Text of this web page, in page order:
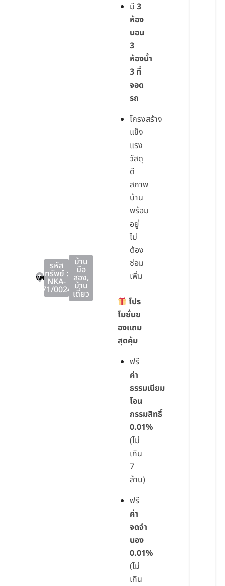
พานทอง
พานทอง
ชลบุรี
รหัส
ทรัพย์ :
NKA-
71/0024
บ้าน
มือ
สอง,
บ้าน
เดี่ยว
มี 3
ห้อง
นอน
3
ห้องน้ำ
3 ที่
จอด
รถ
โครงสร้าง
แข็ง
แรง
วัสดุ
ดี
สภาพ
บ้าน
พร้อม
อยู่
ไม่
ต้อง
ซ่อม
เพิ่ม
โปร
โมชั่นข
องแถม
สุดคุ้ม
ฟรี
ค่า
ธรรมเนียม
โอน
กรรมสิทธิ์
0.01%
(ไม่
เกิน
7
ล้าน)
ฟรี
ค่า
จดจำ
นอง
0.01%
(ไม่
เกิน